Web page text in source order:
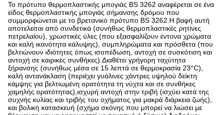
Το πρότυπο θερμοπλαστικής μπογιάς BS 3262 αναφέρεται σε ένα
είδος θερμοπλαστικής μπογιάς σήμανσης δρόμου που
συμμορφώνεται με το βρετανικό πρότυπο BS 3262.Η βαφή αυτή
αποτελείται από συνδετικά (συνήθως θερμοπλαστικές ρητίνες
πετρελαίου), χρωστικές ύλες (που εξασφαλίζουν έντονα χρώματα
και καλή ικανότητα κάλυψης), συμπληρώματα και πρόσθετα (που
βελτιώνουν ιδιότητες όπως ισοπέδωση, αντοχή σε συσκότιση και
αντοχή σε καιρικές συνθήκες).Διαθέτει γρήγορη ταχύτητα
ξήρανσης (συνήθως μέσα σε 15 λεπτά σε θερμοκρασία 23°C),
καλή αντανάκλαση (περιέχει γυάλινες χάντρες υψηλού δείκτη
κάμψης για βελτιωμένη ορατότητα τη νύχτα και σε συνθήκες
χαμηλής ορατότητας),ισχυρή αντοχή στην τριβή (ισχύει κατά της
συχνής κυλίας και τριβής του οχήματος για μακρά διάρκεια ζωής),
και βολική κατασκευή (σχήμα σκόνης που μπορεί να λιώσει με